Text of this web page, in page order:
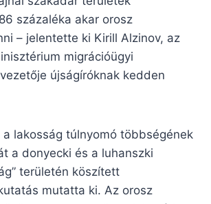
százaléka akar orosz
– jelentette ki Kirill Alzinov, az
migrációügyi
újságíróknak kedden
lakosság túlnyomó többségének
a donyecki és a luhanszki
területén köszített
mutatta ki. Az orosz